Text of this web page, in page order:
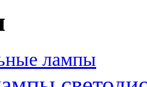
лампы